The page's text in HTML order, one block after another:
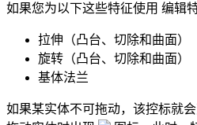
如果您为以下这些特征使用 编辑
拉伸（凸台、切除和曲面）
旋转（凸台、切除和曲面）
基体法兰
如果某实体不可拖动，该控标就